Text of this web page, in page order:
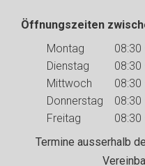
Öffnungszeiten
Wochentag
Montag 08:30
Dienstag
08:30
Mittwoch
08:30
Donnerstag
08:30
Freitag
08:30
Termine ausserhalb